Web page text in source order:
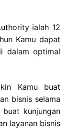
ialah 12
Kamu dapat
dalam optimal
Kamu buat
bisnis selama
kunjungan
layanan bisnis